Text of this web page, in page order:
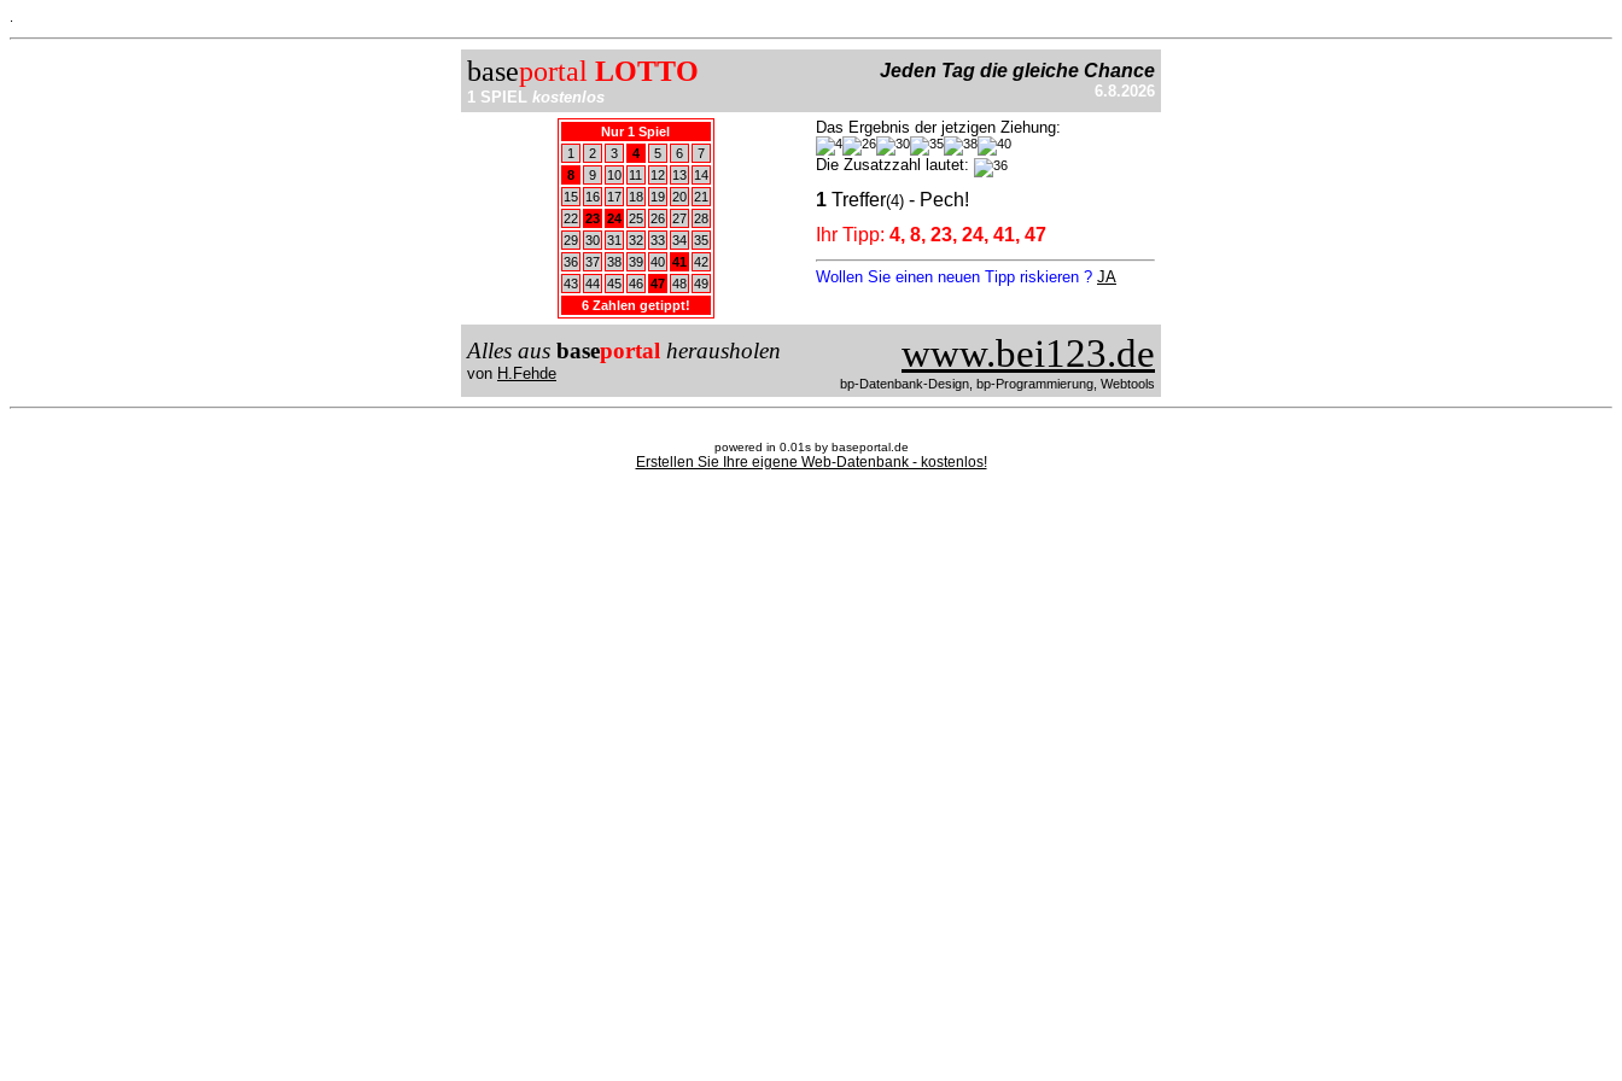
baseportal LOTTO
1 SPIEL kostenlos
Jeden Tag die gleiche Chance
6.8.2026
Nur 1 Spiel
1
2 3 4 5 6
7
8
9 10 11 12 13
14
15
16 17 18 19 20 21
22 23 24 25 26 27 28
29 30 31 32 33 34 35
36 37 38 39 40 41 42
43 44 45 46 47 48 49
6 Zahlen getippt!
Das Ergebnis der jetzigen Ziehung:
Die Zusatzzahl lautet:
1 Treffer(4) - Pech!
Ihr Tipp: 4, 8, 23, 24, 41, 47
Wollen Sie einen neuen Tipp riskieren ? JA
Alles aus baseportal herausholen
von H.Fehde www.bei123.de
bp-Datenbank-Design, bp-Programmierung, Webtools
powered in 0.01s by baseportal.de
Erstellen Sie Ihre eigene Web-Datenbank - kostenlos!